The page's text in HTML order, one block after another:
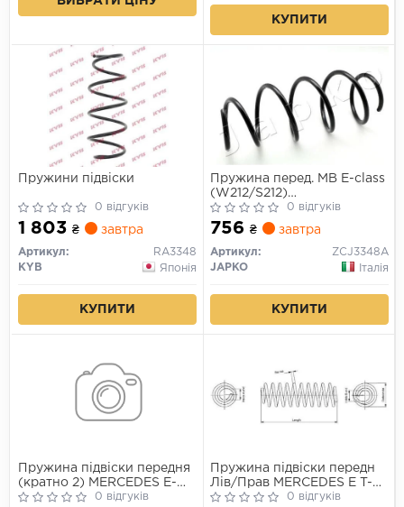
КУПИТИ
Пружини підвіски
0 відгуків
1 803 ₴ завтра
Артикул:
RA3348
KYB
Японія
КУПИТИ
Пружина перед. MB E-class
(W212/S212)
200CDI/220CDI/250CDI
09-16
0 відгуків
756 ₴ завтра
Артикул:
ZCJ3348A
JAPKO
Італія
КУПИТИ
Пружина підвіски передня
(кратно 2) MERCEDES E-
class W212 (09-16) CS
0 відгуків
Пружина підвіски передн
Лів/Прав MERCEDES E T-
MODEL (S212), E (W212)
0 відгуків